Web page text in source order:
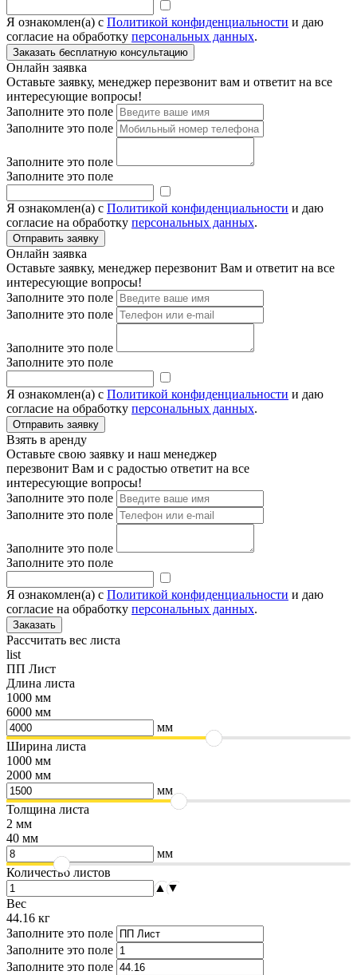
Я ознакомлен(а) с Политикой конфиденциальности и даю
согласие на обработку персональных данных.
Онлайн заявка
Оставьте заявку, менеджер перезвонит вам и ответит на все
интересующие вопросы!
Заполните это поле
Заполните это поле
Заполните это поле
Заполните это поле
Я ознакомлен(а) с Политикой конфиденциальности и даю
согласие на обработку персональных данных.
Онлайн заявка
Оставьте заявку, менеджер перезвонит Вам и ответит на все
интересующие вопросы!
Заполните это поле
Заполните это поле
Заполните это поле
Заполните это поле
Я ознакомлен(а) с Политикой конфиденциальности и даю
согласие на обработку персональных данных.
Взять в аренду
Оставьте свою заявку и наш менеджер
перезвонит Вам и с радостью ответит на все
интересующие вопросы!
Заполните это поле
Заполните это поле
Заполните это поле
Заполните это поле
Я ознакомлен(а) с Политикой конфиденциальности и даю
согласие на обработку персональных данных.
Рассчитать вес листа
list
ПП Лист
Длина листа
1000 мм
6000 мм
мм
Ширина листа
1000 мм
2000 мм
мм
Толщина листа
2 мм
40 мм
мм
Количество листов
▲ ▼
Вес
44.16 кг
Заполните это поле
Заполните это поле
Заполните это поле